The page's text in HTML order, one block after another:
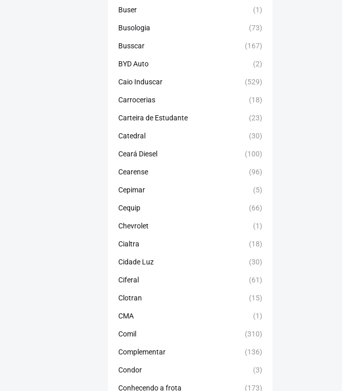
Buser (1)
Busologia (73)
Busscar (167)
BYD Auto (2)
Caio Induscar (529)
Carrocerias (18)
Carteira de Estudante (23)
Catedral (30)
Ceará Diesel (100)
Cearense (96)
Cepimar (5)
Cequip (66)
Chevrolet (1)
Cialtra (18)
Cidade Luz (30)
Ciferal (61)
Clotran (15)
CMA (1)
Comil (310)
Complementar (136)
Condor (3)
Conhecendo a frota (173)